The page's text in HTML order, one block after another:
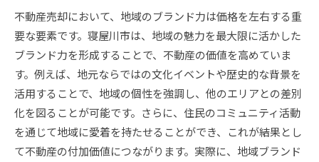
不動産売却において、地域のブランド力は価格を左右する重
要な要素です。寝屋川市は、地域の魅力を最大限に活かした
ブランド力を形成することで、不動産の価値を高めていま
す。例えば、地元ならではの文化イベントや歴史的な背景を
活用することで、地域の個性を強調し、他のエリアとの差別
化を図ることが可能です。さらに、住民のコミュニティ活動
を通じて地域に愛着を持たせることができ、これが結果とし
て不動産の付加価値につながります。実際に、地域ブランド